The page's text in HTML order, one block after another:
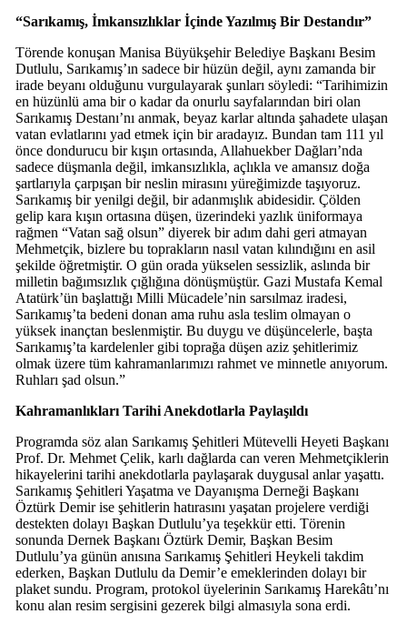
“Sarıkamış, İmkansızlıklar İçinde Yazılmış Bir Destandır”
Törende konuşan Manisa Büyükşehir Belediye Başkanı Besim
Dutlulu, Sarıkamış’ın sadece bir hüzün değil, aynı zamanda bir
irade beyanı olduğunu vurgulayarak şunları söyledi: “Tarihimizin
en hüzünlü ama bir o kadar da onurlu sayfalarından biri olan
Sarıkamış Destanı’nı anmak, beyaz karlar altında şahadete ulaşan
vatan evlatlarını yad etmek için bir aradayız. Bundan tam 111 yıl
önce dondurucu bir kışın ortasında, Allahuekber Dağları’nda
sadece düşmanla değil, imkansızlıkla, açlıkla ve amansız doğa
şartlarıyla çarpışan bir neslin mirasını yüreğimizde taşıyoruz.
Sarıkamış bir yenilgi değil, bir adanmışlık abidesidir. Çölden
gelip kara kışın ortasına düşen, üzerindeki yazlık üniformaya
rağmen “Vatan sağ olsun” diyerek bir adım dahi geri atmayan
Mehmetçik, bizlere bu toprakların nasıl vatan kılındığını en asil
şekilde öğretmiştir. O gün orada yükselen sessizlik, aslında bir
milletin bağımsızlık çığlığına dönüşmüştür. Gazi Mustafa Kemal
Atatürk’ün başlattığı Milli Mücadele’nin sarsılmaz iradesi,
Sarıkamış’ta bedeni donan ama ruhu asla teslim olmayan o
yüksek inançtan beslenmiştir. Bu duygu ve düşüncelerle, başta
Sarıkamış’ta kardelenler gibi toprağa düşen aziz şehitlerimiz
olmak üzere tüm kahramanlarımızı rahmet ve minnetle anıyorum.
Ruhları şad olsun.”
Kahramanlıkları Tarihi Anekdotlarla Paylaşıldı
Programda söz alan Sarıkamış Şehitleri Mütevelli Heyeti Başkanı
Prof. Dr. Mehmet Çelik, karlı dağlarda can veren Mehmetçiklerin
hikayelerini tarihi anekdotlarla paylaşarak duygusal anlar yaşattı.
Sarıkamış Şehitleri Yaşatma ve Dayanışma Derneği Başkanı
Öztürk Demir ise şehitlerin hatırasını yaşatan projelere verdiği
destekten dolayı Başkan Dutlulu’ya teşekkür etti. Törenin
sonunda Dernek Başkanı Öztürk Demir, Başkan Besim
Dutlulu’ya günün anısına Sarıkamış Şehitleri Heykeli takdim
ederken, Başkan Dutlulu da Demir’e emeklerinden dolayı bir
plaket sundu. Program, protokol üyelerinin Sarıkamış Harekâtı’nı
konu alan resim sergisini gezerek bilgi almasıyla sona erdi.